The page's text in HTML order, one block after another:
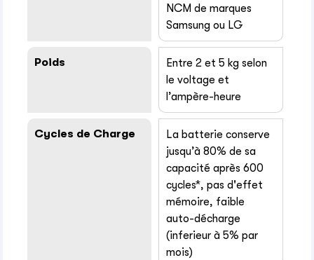
NCM de marques
Samsung ou LG
Poids
Entre 2 et 5 kg selon
le voltage et
l’ampère-heure
Cycles de Charge
La batterie conserve
jusqu’à 80% de sa
capacité après 600
cycles*, pas d'effet
mémoire, faible
auto-décharge
(inferieur à 5% par
mois)